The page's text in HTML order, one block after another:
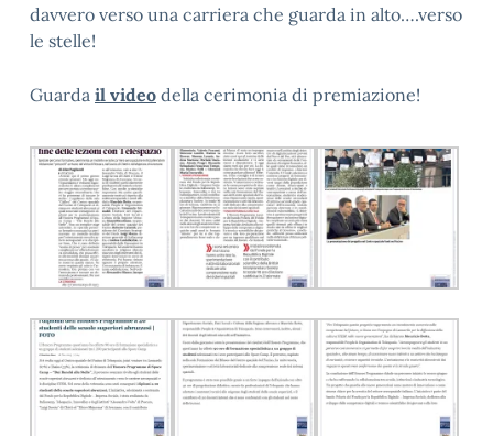
davvero verso una carriera che guarda in alto….verso
le stelle!
Guarda il video della cerimonia di premiazione!